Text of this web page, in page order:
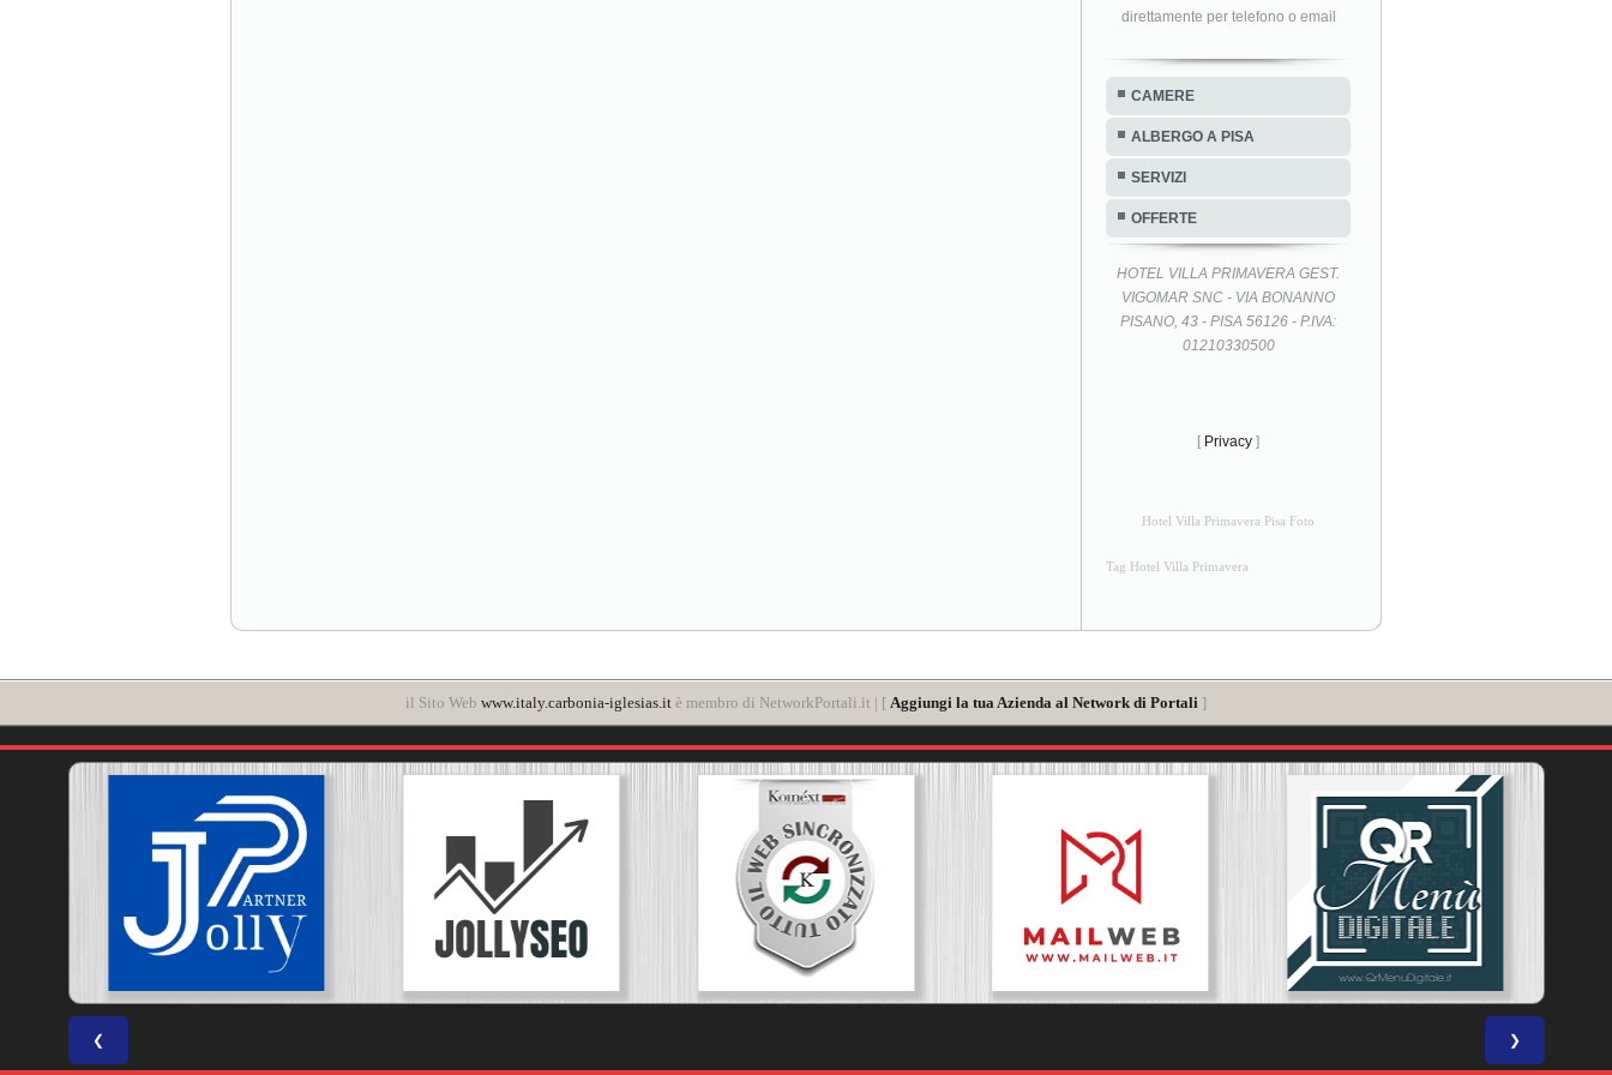
direttamente per telefono o email
CAMERE
ALBERGO A PISA
SERVIZI
OFFERTE
HOTEL VILLA PRIMAVERA GEST.
VIGOMAR SNC - VIA BONANNO
PISANO, 43 - PISA 56126 - P.IVA:
01210330500
[ Privacy ]
Hotel Villa Primavera Pisa Foto
Tag Hotel Villa Primavera
il Sito Web www.italy.carbonia-iglesias.it è membro di NetworkPortali.it | [ Aggiungi la tua Azienda al Network di Portali ]
❮ ❯